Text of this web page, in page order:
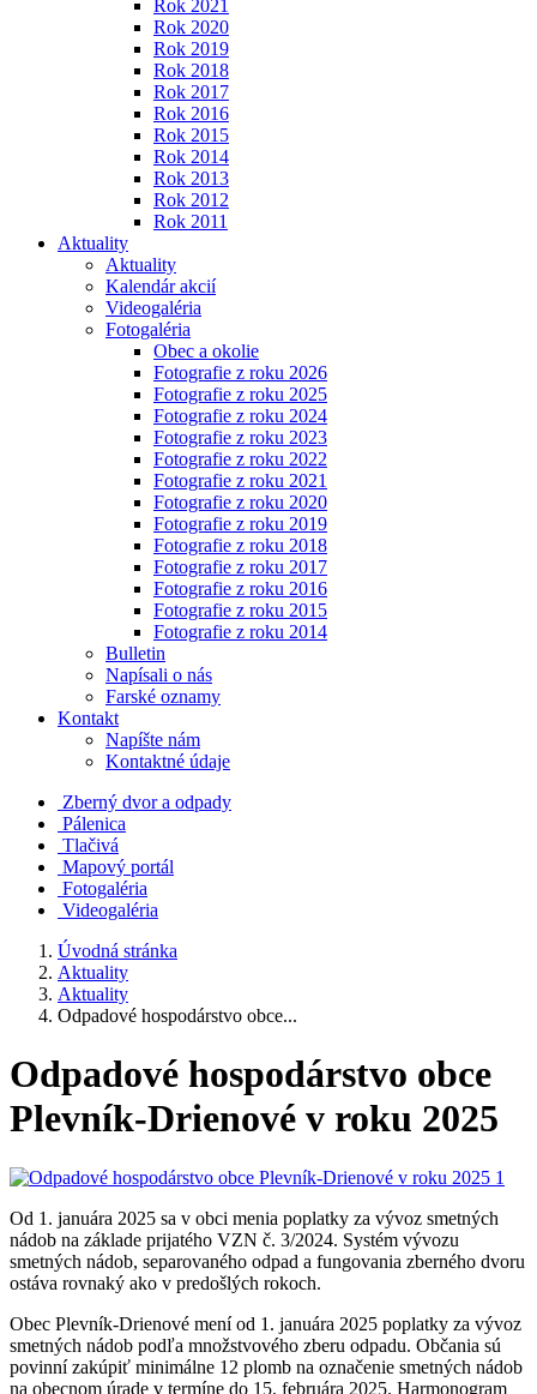
Rok 2021
Rok 2020
Rok 2019
Rok 2018
Rok 2017
Rok 2016
Rok 2015
Rok 2014
Rok 2013
Rok 2012
Rok 2011
Aktuality
Aktuality
Kalendár akcií
Videogaléria
Fotogaléria
Obec a okolie
Fotografie z roku 2026
Fotografie z roku 2025
Fotografie z roku 2024
Fotografie z roku 2023
Fotografie z roku 2022
Fotografie z roku 2021
Fotografie z roku 2020
Fotografie z roku 2019
Fotografie z roku 2018
Fotografie z roku 2017
Fotografie z roku 2016
Fotografie z roku 2015
Fotografie z roku 2014
Bulletin
Napísali o nás
Farské oznamy
Kontakt
Napíšte nám
Kontaktné údaje
Zberný dvor a odpady
Pálenica
Tlačivá
Mapový portál
Fotogaléria
Videogaléria
Úvodná stránka
Aktuality
Aktuality
Odpadové hospodárstvo obce...
Odpadové hospodárstvo obce
Plevník-Drienové v roku 2025
Od 1. januára 2025 sa v obci menia poplatky za vývoz smetných
nádob na základe prijatého VZN č. 3/2024. Systém vývozu
smetných nádob, separovaného odpad a fungovania zberného dvoru
ostáva rovnaký ako v predošlých rokoch.
Obec Plevník-Drienové mení od 1. januára 2025 poplatky za vývoz
smetných nádob podľa množstvového zberu odpadu. Občania sú
povinní zakúpiť minimálne 12 plomb na označenie smetných nádob
na obecnom úrade v termíne do 15. februára 2025. Harmonogram